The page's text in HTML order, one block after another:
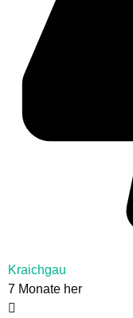
Kraichgau
7 Monate her